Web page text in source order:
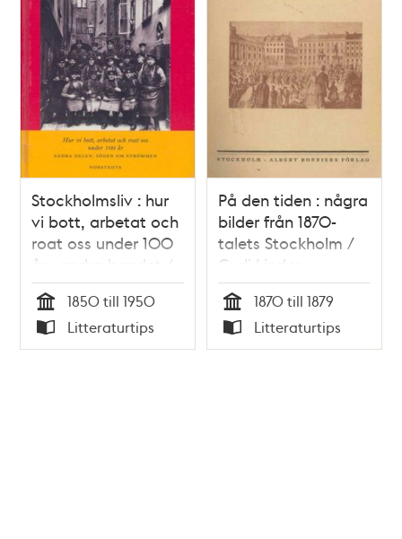
Stockholmsliv : hur
vi bott, arbetat och
roat oss under 100
år : andra bandet /
Staffan Tjerneld
Tid
1850 till 1950
Typ
Litteraturtips
På den tiden : några
bilder från 1870-
talets Stockholm /
Gurli Linder
Tid
1870 till 1879
Typ
Litteraturtips